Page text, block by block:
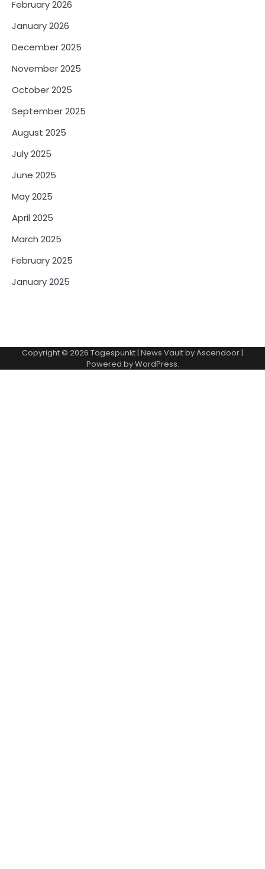
February 2026
January 2026
December 2025
November 2025
October 2025
September 2025
August 2025
July 2025
June 2025
May 2025
April 2025
March 2025
February 2025
January 2025
Copyright © 2026 Tagespunkt| News Vault byAscendoor|
Powered byWordPress.